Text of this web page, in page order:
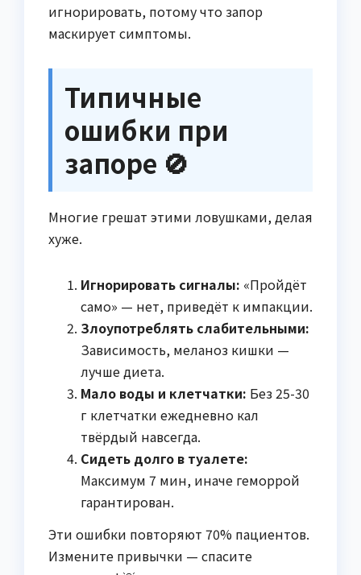
игнорировать, потому что запор
маскирует симптомы.
Типичные
ошибки при
запоре 🚫
Многие грешат этими ловушками, делая
хуже.
Игнорировать сигналы: «Пройдёт
само» — нет, приведёт к импакции.
Злоупотреблять слабительными:
Зависимость, меланоз кишки —
лучше диета.
Мало воды и клетчатки: Без 25-30
г клетчатки ежедневно кал
твёрдый навсегда.
Сидеть долго в туалете:
Максимум 7 мин, иначе геморрой
гарантирован.
Эти ошибки повторяют 70% пациентов.
Измените привычки — спасите